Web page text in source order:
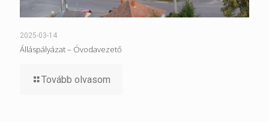
2025-03-14
Álláspályázat – Óvodavezető
Tovább olvasom